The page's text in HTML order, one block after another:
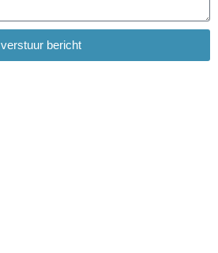
verstuur bericht